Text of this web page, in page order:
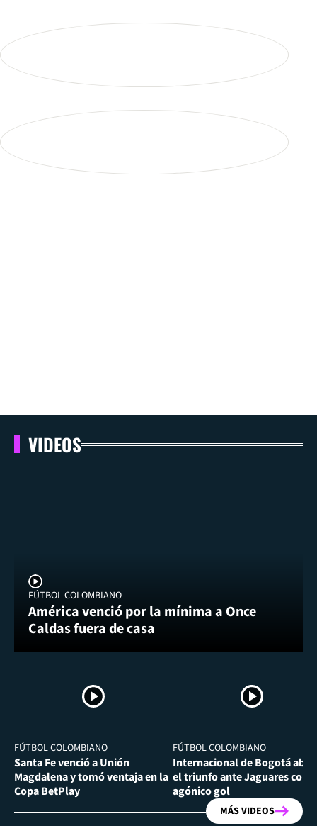
VIDEOS
FÚTBOL COLOMBIANO
América venció por la mínima a Once
Caldas fuera de casa
FÚTBOL COLOMBIANO
Santa Fe venció a Unión
Magdalena y tomó ventaja en la
Copa BetPlay
FÚTBOL COLOMBIANO
Internacional de Bogotá
el triunfo ante Jaguares con
agónico gol
MÁS VIDEOS